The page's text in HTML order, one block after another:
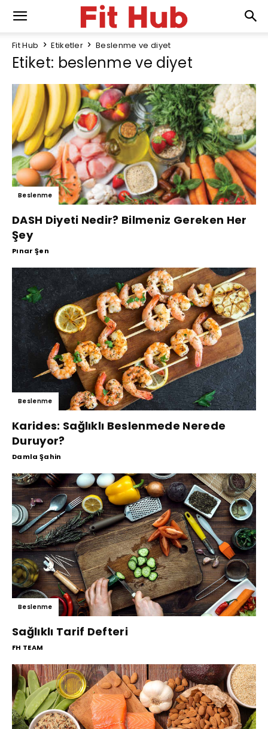
Fit Hub Etiketler Beslenme ve diyet
Etiket: beslenme ve diyet
Beslenme
DASH Diyeti Nedir? Bilmeniz Gereken Her
Şey
Pınar Şen
Beslenme
Karides: Sağlıklı Beslenmede Nerede
Duruyor?
Damla Şahin
Beslenme
Sağlıklı Tarif Defteri
FH TEAM